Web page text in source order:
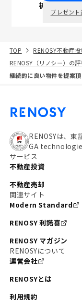
初回面談で
プレゼン
TOP RENOSY不動産投
RENOSY（リノシー）の
継続的に良い物件を提案
RENOSYは、東
GA
サービス
不動産投資
不動産売却
関連サイト
Modern Standard
RENOSY 利諾喜
RENOSY マガジン
RENOSYについて
運営会社
RENOSYとは
利用規約